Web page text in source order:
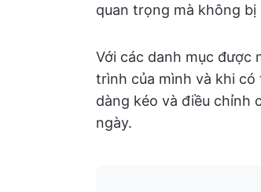
quan trọng mà không bị
Với các danh mục được
trình của mình và khi
dàng kéo và điều chỉnh
ngày.